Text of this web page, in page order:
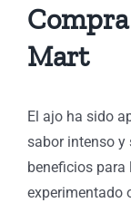
Mart
El ajo ha sido
sabor intenso y
beneficios para
experimentado